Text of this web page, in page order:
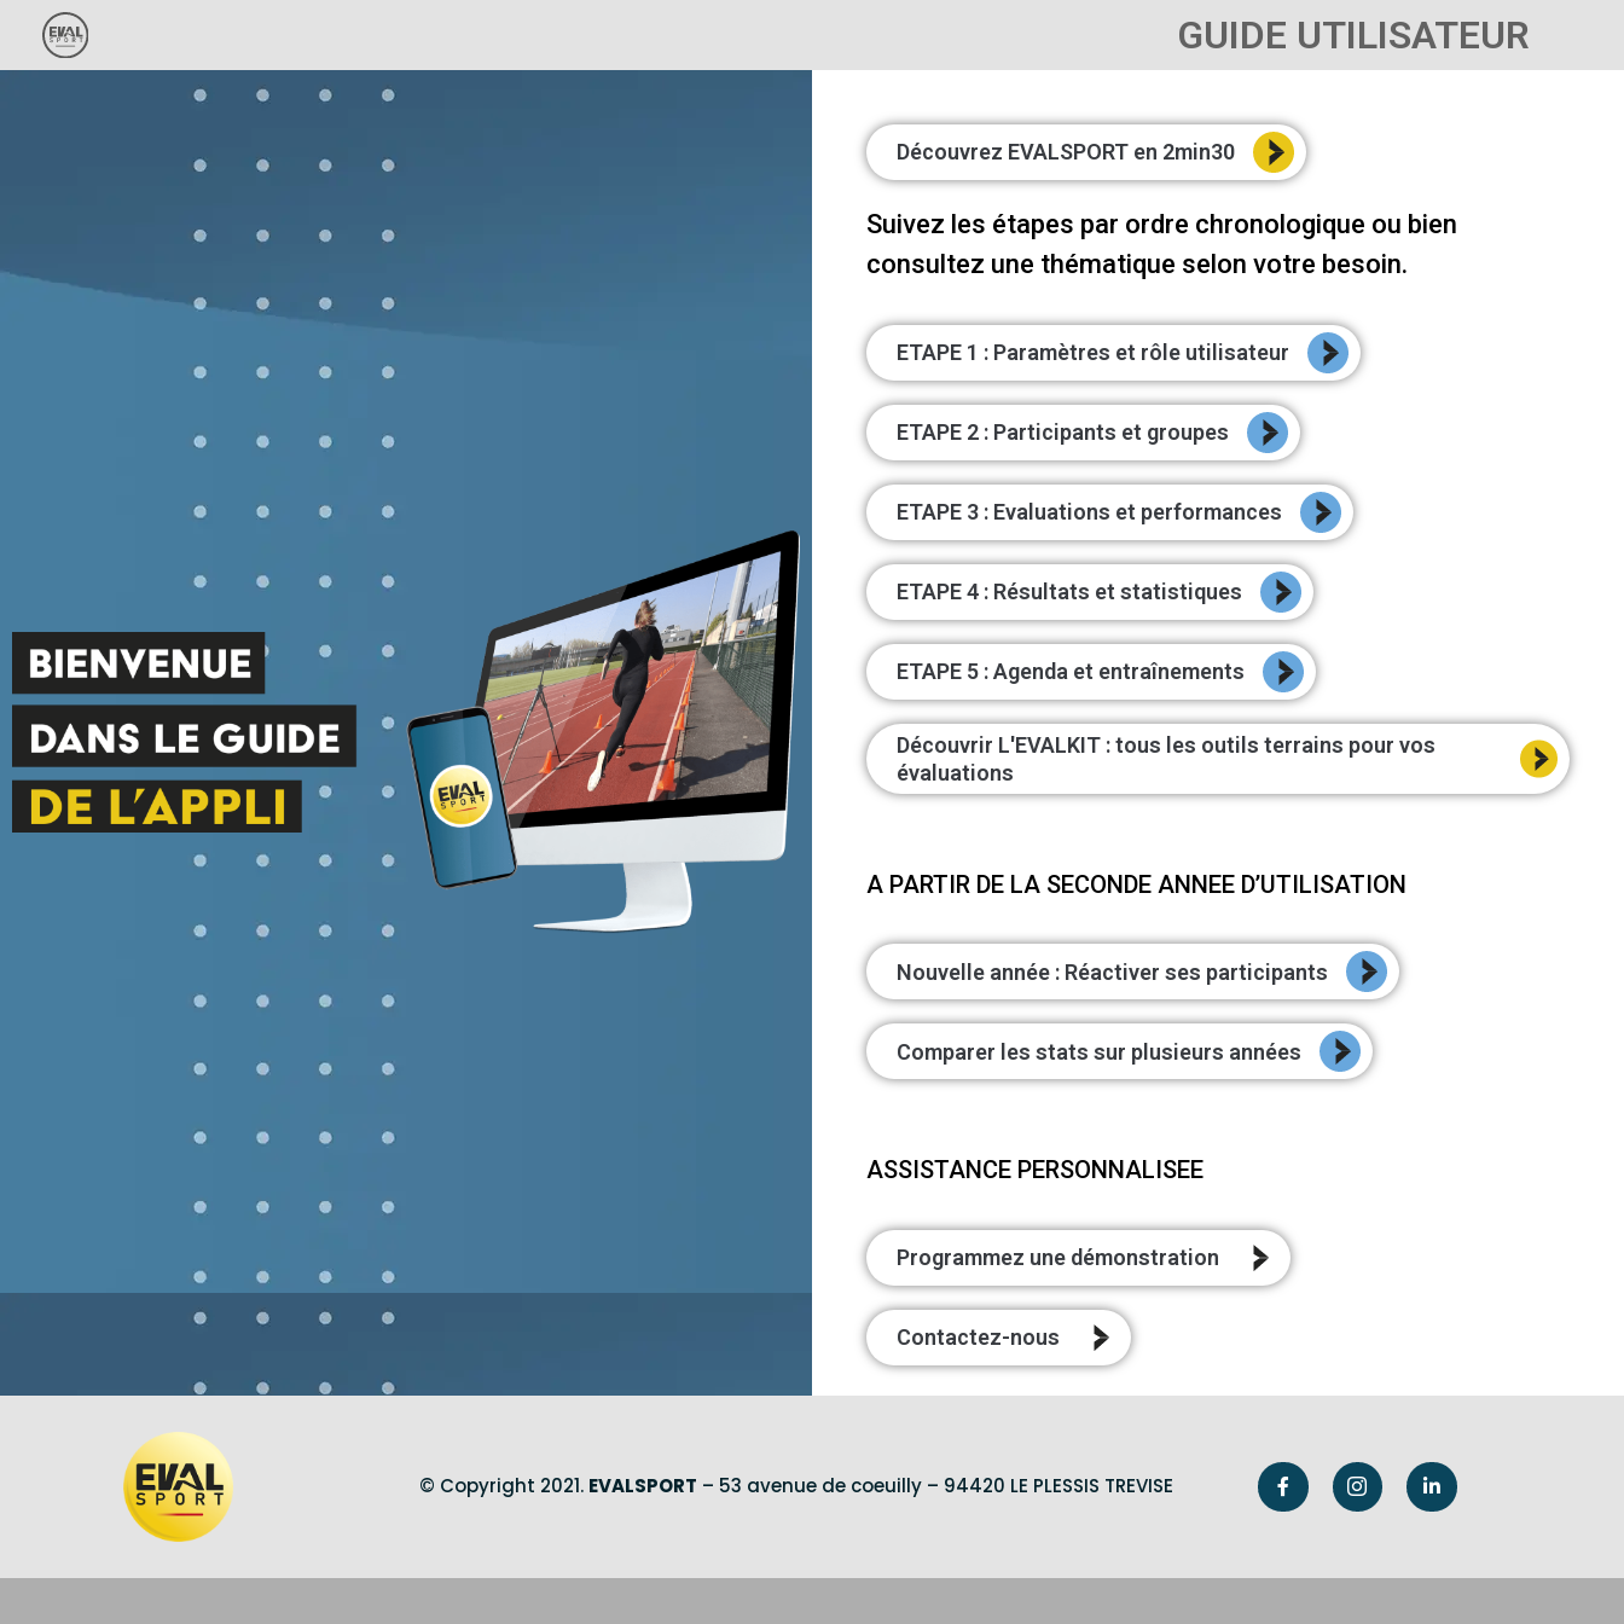
GUIDE UTILISATEUR
Découvrez EVALSPORT en 2min30
Suivez les étapes par ordre chronologique ou bien
consultez une thématique selon votre besoin.
ETAPE 1 : Paramètres et rôle utilisateur
ETAPE 2 : Participants et groupes
ETAPE 3 : Evaluations et performances
ETAPE 4 : Résultats et statistiques
ETAPE 5 : Agenda et entraînements
Découvrir L'EVALKIT : tous les outils terrains pour vos
évaluations
A PARTIR DE LA SECONDE ANNEE D’UTILISATION
Nouvelle année : Réactiver ses participants
Comparer les stats sur plusieurs années
ASSISTANCE PERSONNALISEE
Programmez une démonstration
Contactez-nous
© Copyright 2021. EVALSPORT – 53 avenue de coeuilly – 94420 LE PLESSIS TREVISE